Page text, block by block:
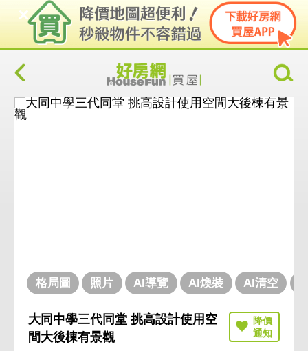
格局圖 照片 AI導覽 AI煥裝 AI清空
大同中學三代同堂 挑高設計使用空
間大後棟有景觀